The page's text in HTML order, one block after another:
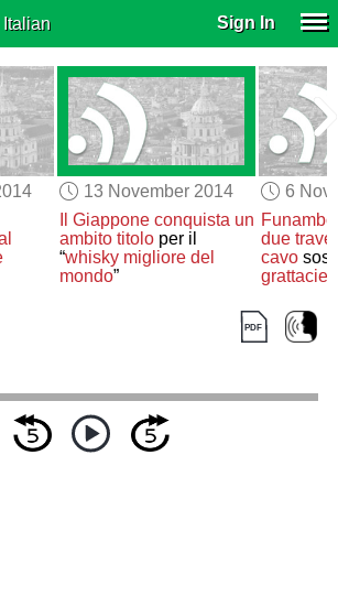
Sign In
13 November 2014
Il Giappone conquista un
ambito titoloper il
“whisky migliore del
mondo”
6
due
cavo
grattacieli